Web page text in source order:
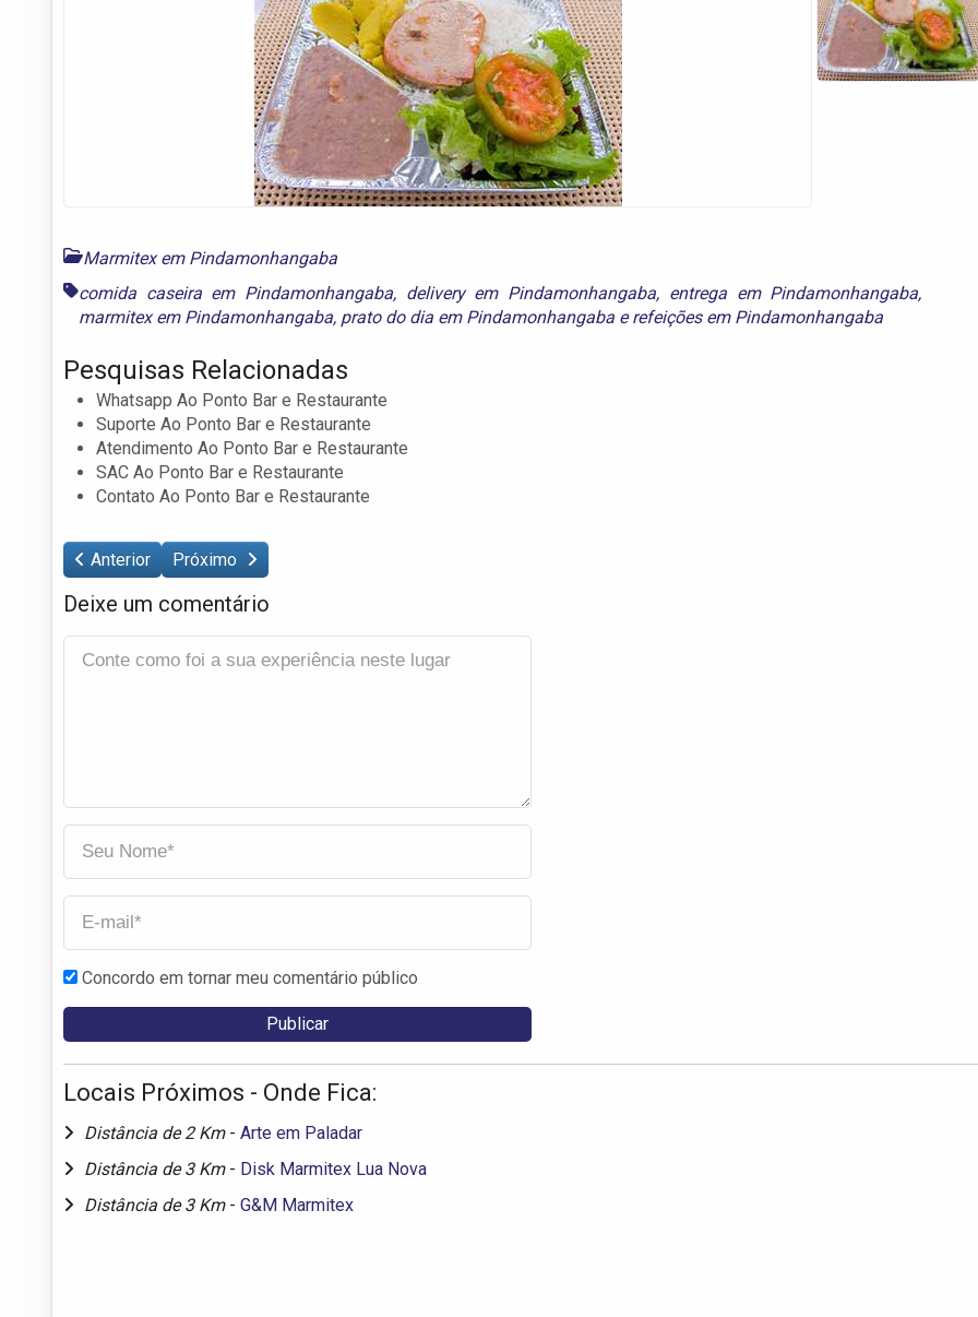
Marmitex em Pindamonhangaba
comida caseira em Pindamonhangaba, delivery em Pindamonhangaba, entrega em Pindamonhangaba,
marmitex em Pindamonhangaba, prato do dia em Pindamonhangaba erefeições em Pindamonhangaba
Pesquisas Relacionadas
Whatsapp Ao Ponto Bar e Restaurante
Suporte Ao Ponto Bar e Restaurante
Atendimento Ao Ponto Bar e Restaurante
SAC Ao Ponto Bar e Restaurante
Contato Ao Ponto Bar e Restaurante
Anterior Próximo
Deixe um comentário
Concordo em tornar meu comentário público
Locais Próximos - Onde Fica:
Distância de 2 Km - Arte em Paladar
Distância de 3 Km - Disk Marmitex Lua Nova
Distância de 3 Km - G&M Marmitex